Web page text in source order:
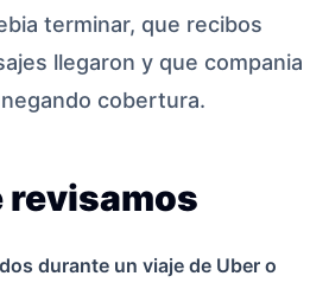
terminar, que recibos
llegaron y que compania
cobertura.
revisamos
durante un viaje de Uber o